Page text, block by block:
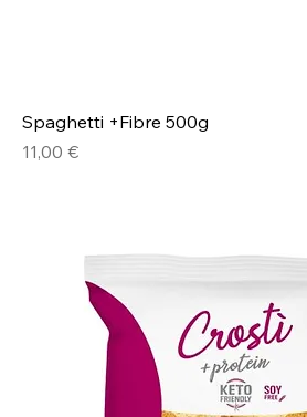
Spaghetti +Fibre 500g
Prezzo
11,00 €